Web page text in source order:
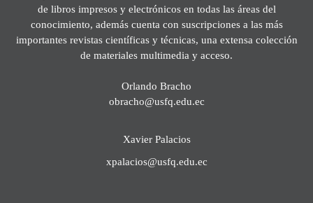
de libros impresos y electrónicos en todas las áreas del
conocimiento, además cuenta con suscripciones a las más
importantes revistas científicas y técnicas, una extensa colección
de materiales multimedia y acceso.
Orlando Bracho
obracho@usfq.edu.ec
Xavier Palacios
xpalacios@usfq.edu.ec